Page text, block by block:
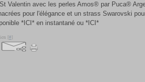
Valentin avec les perles Amos® par Puca®
pour l'élégance et un strass Swarovski
*ICI* en instantané ou *ICI*
[#]